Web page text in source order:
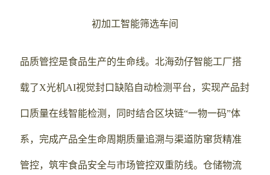
初加工智能筛选车间
品质管控是食品生产的生命线。北海劲仔智能工厂搭
载了X光机AI视觉封口缺陷自动检测平台，实现产品封
口质量在线智能检测，同时结合区块链“一物一码”体
系，完成产品全生命周期质量追溯与渠道防窜货精准
管控，筑牢食品安全与市场管控双重防线。仓储物流